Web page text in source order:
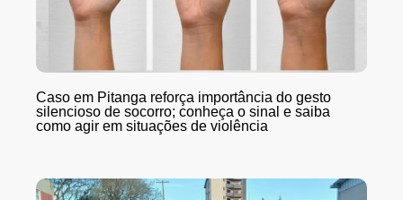
Caso em Pitanga reforça importância do gesto
silencioso de socorro; conheça o sinal e saiba
como agir em situações de violência